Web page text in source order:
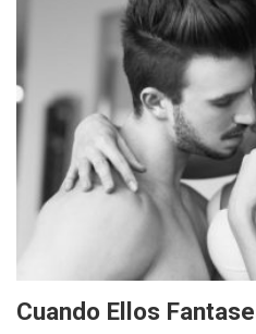
Cuando Ellos